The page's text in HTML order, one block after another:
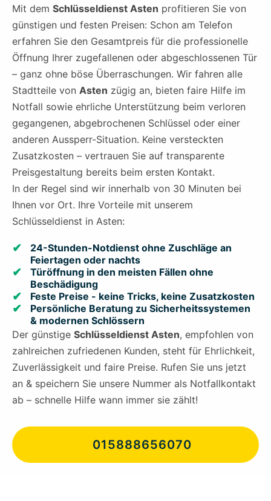
Mit dem Schlüsseldienst Asten profitieren Sie von
günstigen und festen Preisen: Schon am Telefon
erfahren Sie den Gesamtpreis für die professionelle
Öffnung Ihrer zugefallenen oder abgeschlossenen Tür
– ganz ohne böse Überraschungen. Wir fahren alle
Stadtteile von Asten zügig an, bieten faire Hilfe im
Notfall sowie ehrliche Unterstützung beim verloren
gegangenen, abgebrochenen Schlüssel oder einer
anderen Aussperr-Situation. Keine versteckten
Zusatzkosten – vertrauen Sie auf transparente
Preisgestaltung bereits beim ersten Kontakt.
In der Regel sind wir innerhalb von 30 Minuten bei
Ihnen vor Ort. Ihre Vorteile mit unserem
Schlüsseldienst in Asten:
24-Stunden-Notdienst ohne Zuschläge an
Feiertagen oder nachts
Türöffnung in den meisten Fällen ohne
Beschädigung
Feste Preise - keine Tricks, keine Zusatzkosten
Persönliche Beratung zu Sicherheitssystemen
& modernen Schlössern
Der günstige Schlüsseldienst Asten, empfohlen von
zahlreichen zufriedenen Kunden, steht für Ehrlichkeit,
Zuverlässigkeit und faire Preise. Rufen Sie uns jetzt
an & speichern Sie unsere Nummer als Notfallkontakt
ab – schnelle Hilfe wann immer sie zählt!
015888656070